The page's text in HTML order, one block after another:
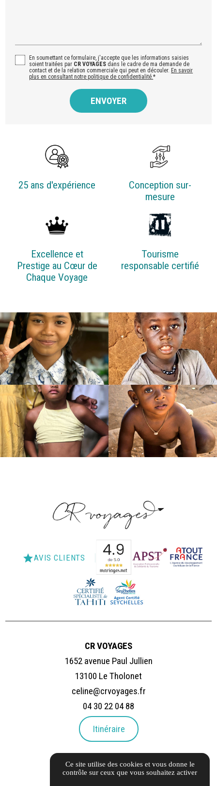
En soumettant ce formulaire, j'accepte que les informations saisies
soient traitées par CR VOYAGES dans le cadre de ma demande de
contact et de la relation commerciale qui peut en découler. En savoir
plus en consultant notre politique de confidentialité.*
25 ans d'expérience
Conception sur-
mesure
Excellence et
Prestige au Cœur de
Chaque Voyage
Tourisme
responsable certifié
starAVIS CLIENTS
CR VOYAGES
1652 avenue Paul Jullien
13100 Le Tholonet
celine@crvoyages.fr
04 30 22 04 88
Itinéraire
LIENS UTILES
Carnet d'adresses
Ce site utilise des cookies et vous donne le
contrôle sur ceux que vous souhaitez activer